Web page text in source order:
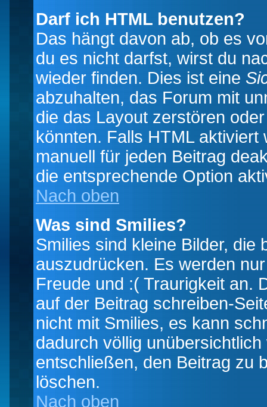
Darf ich HTML benutzen?
Das hängt davon ab, ob es
du es nicht darfst, wirst du
wieder finden. Dies ist eine
abzuhalten, das Forum mit
die das Layout zerstören
könnten. Falls HTML
manuell für jeden Beitrag
die entsprechende Option
Nach oben
Was sind Smilies?
Smilies sind kleine Bilder, die
auszudrücken. Es werden
Freude und :( Traurigkeit an.
auf der Beitrag schreiben-
nicht mit Smilies, es kann
dadurch völlig
entschließen, den Beitrag zu
löschen.
Nach oben